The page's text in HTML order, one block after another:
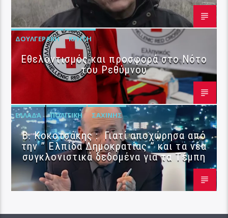
ΔΟΥΛΓΕΡΆΚΗ ΚΡΉΤΗ
Εθελοντισμός και προσφορά στο Νότο
του Ρεθύμνου
ΕΛΛΆΔΑ ΠΟΛΙΤΙΚΉ ΣΑΧΊΝΗΣ
Β. Κοκοτσάκης : Γιατί αποχώρησα από
την ” Ελπίδα Δημοκρατίας ” και τα νέα
συγκλονιστικά δεδομένα για τα Τέμπη